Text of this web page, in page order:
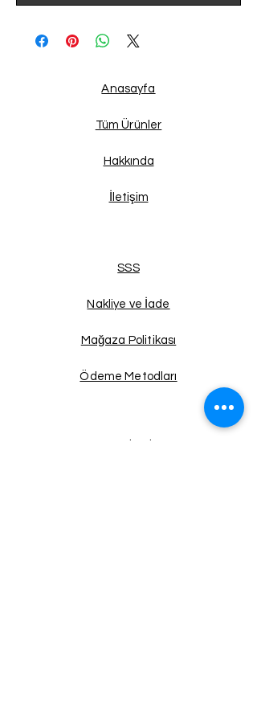
Anasayfa
Tüm Ürünler
Hakkında
İletişim
SSS
Nakliye ve İade
Mağaza Politikası
Ödeme Metodları